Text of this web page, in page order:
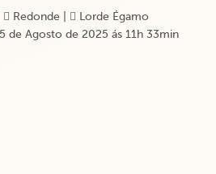
Redonde|
Lorde Égamo
de Agosto de 2025 ás 11h 33min